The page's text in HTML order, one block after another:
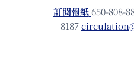
訂閱報紙 650-808-
8187